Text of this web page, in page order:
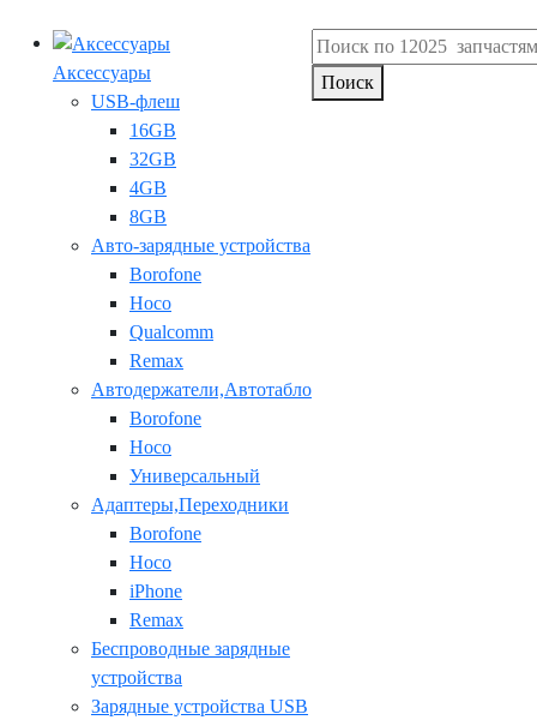
Аксессуары
USB-флеш
16GB
32GB
4GB
8GB
Авто-зарядные устройства
Borofone
Hoco
Qualcomm
Remax
Автодержатели,Автотабло
Borofone
Hoco
Универсальный
Адаптеры,Переходники
Borofone
Hoco
iPhone
Remax
Беспроводные зарядные
устройства
Зарядные устройства USB
Поиск